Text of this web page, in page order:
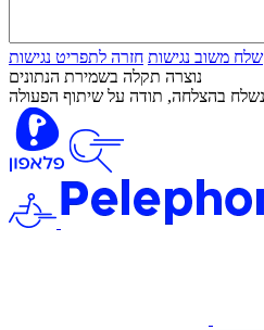
שלח משוב נגישות חזרה לתפריט נגישות
נוצרה תקלה בשמירת הנתונים